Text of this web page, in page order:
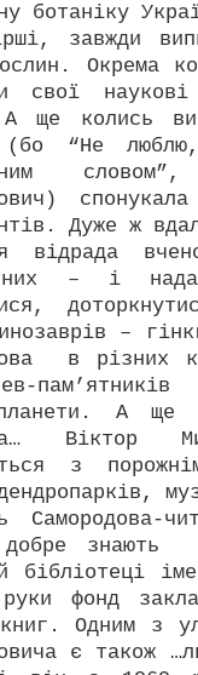
ботаніку
завжди
Окрема
свої
ще колись
(бо “Не
Дуже ж
відрада
– і
–
в різних
пам’ятників
А ще
Віктор
з
Самородова-
добре знають
бібліотеці
фонд
Одним з
є також